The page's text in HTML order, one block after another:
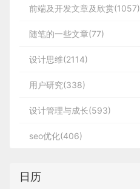
前端及开发文章及欣赏(1057)
随笔的一些文章(77)
设计思维(2114)
用户研究(338)
设计管理与成长(593)
seo优化(406)
日历